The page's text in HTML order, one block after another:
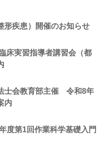
形疾患）開催のお知らせ
床実習指導者講習会（都
士会教育部主催 令和8年
内
度第1回作業科学基礎入門